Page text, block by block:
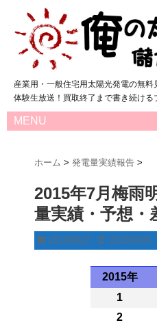
産業用・一般住宅用太陽光発電の無
体験生放送！買取終了まで書き続ける
MENU
ホーム > 発電量実績報告 >
2015年7月梅雨
量実績・予想・
2015/09/25 2015/09/26
2015年
1
2